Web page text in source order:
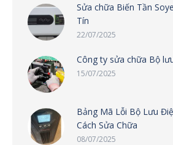
Sửa chữa Biến Tần
Tín
22/07/2025
Công ty sửa chữa Bộ
15/07/2025
Bảng Mã Lỗi Bộ Lưu
Cách Sửa Chữa
08/07/2025